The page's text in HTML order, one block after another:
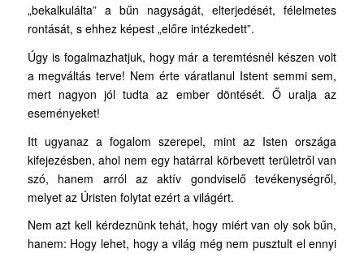
„bekalkulálta” a bűn nagyságát, elterjedését, félelmetes
rontását, s ehhez képest „előre intézkedett”.
Úgy is fogalmazhatjuk, hogy már a teremtésnél készen volt
a megváltás terve! Nem érte váratlanul Istent semmi sem,
mert nagyon jól tudta az ember döntését. Ő uralja az
eseményeket!
Itt ugyanaz a fogalom szerepel, mint az Isten országa
kifejezésben, ahol nem egy határral körbevett területről van
szó, hanem arról az aktív gondviselő tevékenységről,
melyet az Úristen folytat ezért a világért.
Nem azt kell kérdeznünk tehát, hogy miért van oly sok bűn,
hanem: Hogy lehet, hogy a világ még nem pusztult el ennyi